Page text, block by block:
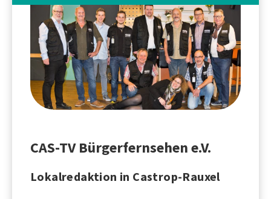
CAS-TV Bürgerfernsehen e.V.
Lokalredaktion in Castrop-Rauxel